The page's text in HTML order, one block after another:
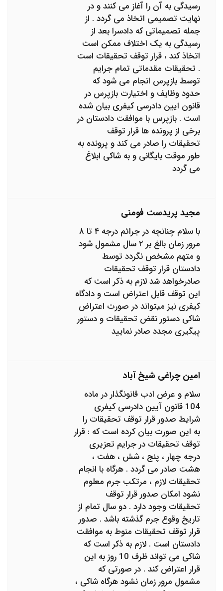
رسیدگی به آن را آغاز می کنند و در
نهایت تصمیمی اتخاذ می گردد . از
جمله تصمیماتی که دادسرا بعد از
رسیدگی به یک اختلاف ممکن است
اتخاذ کند ، قرار توقف تحقیقات است
. تحقیقات مقدماتی تمام جرایم
توسط بازپرس انجام می شود که
حدود وظایف و اختیارت بازپرس در
قانون ایین دادرسی کیفری بیان شده
است . بازپرس با موافقت دادستان در
برخی از پرونده ها قرار توقف
تحقیقات را صادر می کند و پرونده به
طور موقت بایگانی و به شاکی ابلاغ
می گردد
مجید پریدست فومنی
با سلام چنانچه در جرائم درجه ۴ تا ۸
مرور زمان بالغ بر ۲ سال مشمول شود
و متهم مشخص نگردد توسط
دادستان قرار توقف تحقیقات
صادرخواهد شد لازم به ذکر است که
این توقف قابل اعتراض است و دادگاه
کیفری نیز میتواند در صورت اعتراض
شاکی دستور نقض تحقیقات و دستور
پیگیری مجدد صادر نمایید
امین چراغی شیخ آباد
سلام و عرض ادب قانونگذار در ماده
104 قانون آیین دادرسی کیفری
شرایط صدور قرار توقف تحقیقات را
به این صورت بیان کرده است که : قرار
توقف تحقیقات در جرایم تعزیری
درجه چهار ، پنج ، شش ، هفت ،
هشت صادر می گردد . هرگاه با انجام
تحقیقات لازم ، مرتکب جرم معلوم
نشود امکان صدور قرار توقف
تحقیقات وجود دارد . دو سال تمام از
تاریخ وقوع جرم گذشته باشد . صدور
قرار توقف تحقیقات منوط به موافقت
دادستان است . لازم به ذکر است که
شاکی می تواند ظرف 10 روز به این
قرار اعتراض کند . در صورتی که
مشمول مرور زمان نشود هرگاه شاکی ،